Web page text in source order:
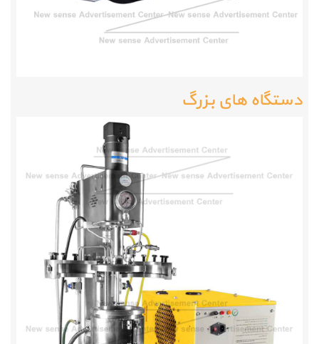
دستگاه های بزرگ